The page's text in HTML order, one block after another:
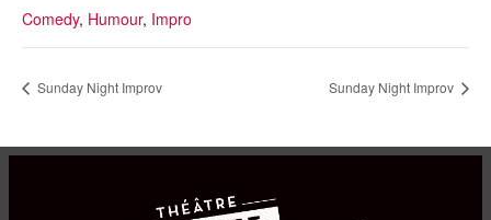
Comedy, Humour, Impro
Sunday Night Improv Sunday Night Improv